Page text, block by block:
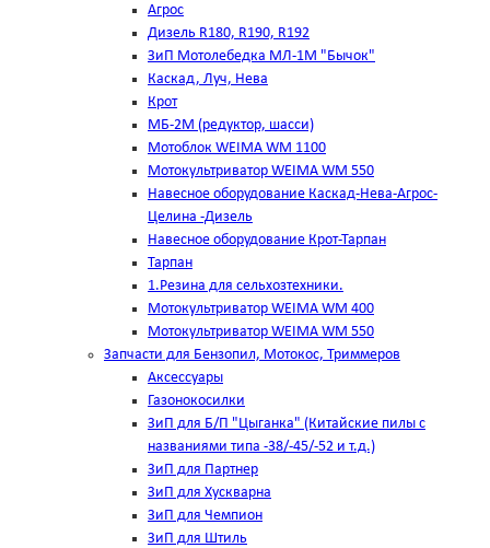
Агрос
Дизель R180, R190, R192
ЗиП Мотолебедка МЛ-1М "Бычок"
Каскад, Луч, Нева
Крот
МБ-2М (редуктор, шасси)
Мотоблок WEIMA WM 1100
Мотокультриватор WEIMA WM 550
Навесное оборудование Каскад-Нева-Агрос-
Целина -Дизель
Навесное оборудование Крот-Тарпан
Тарпан
1.Резина для сельхозтехники.
Мотокультриватор WEIMA WM 400
Мотокультриватор WEIMA WM 550
Запчасти для Бензопил, Мотокос, Триммеров
Аксессуары
Газонокосилки
ЗиП для Б/П "Цыганка" (Китайские пилы с
названиями типа -38/-45/-52 и т.д.)
ЗиП для Партнер
ЗиП для Хускварна
ЗиП для Чемпион
ЗиП для Штиль